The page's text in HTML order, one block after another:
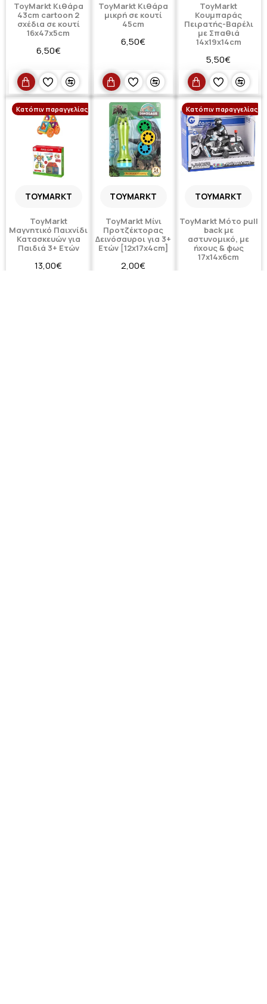
ToyMarkt Κιθάρα
43cm cartoon 2
σχέδια σε κουτί
16x47x5cm
6,50€
ToyMarkt Κιθάρα
μικρή σε κουτί
45cm
6,50€
ToyMarkt
Κουμπαράς
Πειρατής-Βαρέλι
με Σπαθιά
14x19x14cm
5,50€
Κατόπιν παραγγελίας
TOYMARKT
ToyMarkt
Μαγνητικό Παιχνίδι
Κατασκευών για
Παιδιά 3+ Ετών
13,00€
TOYMARKT
ToyMarkt Μίνι
Προτζέκτορας
Δεινόσαυροι για 3+
Ετών [12x17x4cm]
2,00€
Κατόπιν παραγγελίας
TOYMARKT
ToyMarkt Μότο pull
back με
αστυνομικό, με
ήχους & φως
17x14x6cm